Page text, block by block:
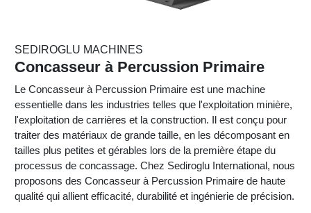
SEDIROGLU MACHINES
Concasseur à Percussion Primaire
Le Concasseur à Percussion Primaire est une machine
essentielle dans les industries telles que l'exploitation minière,
l'exploitation de carrières et la construction. Il est conçu pour
traiter des matériaux de grande taille, en les décomposant en
tailles plus petites et gérables lors de la première étape du
processus de concassage. Chez Sediroglu International, nous
proposons des Concasseur à Percussion Primaire de haute
qualité qui allient efficacité, durabilité et ingénierie de précision.